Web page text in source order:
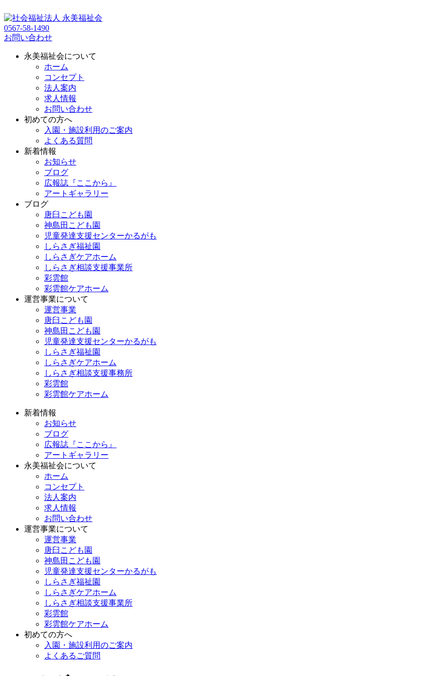
0567-58-1490
お問い合わせ
永美福祉会について
ホーム
コンセプト
法人案内
求人情報
お問い合わせ
初めての方へ
入園・施設利用のご案内
よくある質問
新着情報
お知らせ
ブログ
広報誌『ここから』
アートギャラリー
ブログ
唐臼こども園
神島田こども園
児童発達支援センターかるがも
しらさぎ福祉園
しらさぎケアホーム
しらさぎ相談支援事業所
彩雲館
彩雲館ケアホーム
運営事業について
運営事業
唐臼こども園
神島田こども園
児童発達支援センターかるがも
しらさぎ福祉園
しらさぎケアホーム
しらさぎ相談支援事務所
彩雲館
彩雲館ケアホーム
新着情報
お知らせ
ブログ
広報誌『ここから』
アートギャラリー
永美福祉会について
ホーム
コンセプト
法人案内
求人情報
お問い合わせ
運営事業について
運営事業
唐臼こども園
神島田こども園
児童発達支援センターかるがも
しらさぎ福祉園
しらさぎケアホーム
しらさぎ相談支援事業所
彩雲館
彩雲館ケアホーム
初めての方へ
入園・施設利用のご案内
よくあるご質問